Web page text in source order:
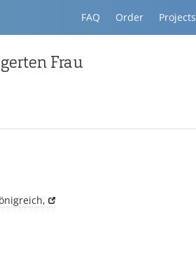
FAQ Order Projects
Frau